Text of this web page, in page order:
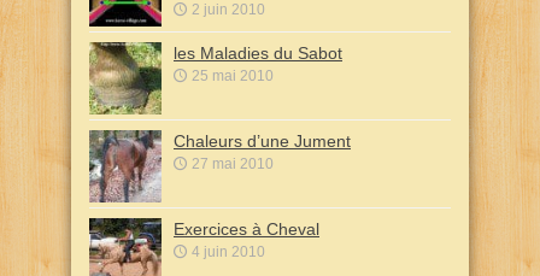
2 juin 2010
les Maladies du Sabot
25 mai 2010
Chaleurs d’une Jument
27 mai 2010
Exercices à Cheval
4 juin 2010